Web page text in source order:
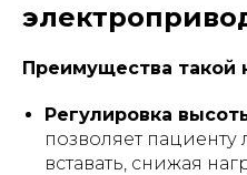
Преимущества такой
Регулировка
позволяет пациенту
вставать, снижая